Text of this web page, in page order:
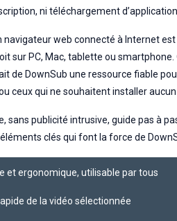
ni téléchargement
navigateur web connecté à Internet est
sur PC, Mac, tablette ou smartphone.
de DownSub une ressource fiable
ceux qui ne souhaitent installer
sans publicité intrusive, guide pas à
éléments clés qui font la force de
et ergonomique, utilisable par tous
de la vidéo sélectionnée